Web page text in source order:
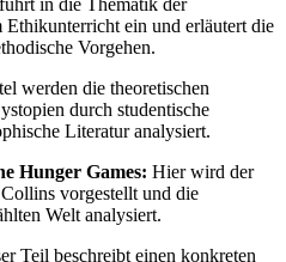
in die Thematik der
ein und erläutert die
Vorgehen.
werden die theoretischen
durch studentische
Literatur analysiert.
Hunger Games: Hier wird der
vorgestellt und die
Welt analysiert.
Teil beschreibt einen konkreten